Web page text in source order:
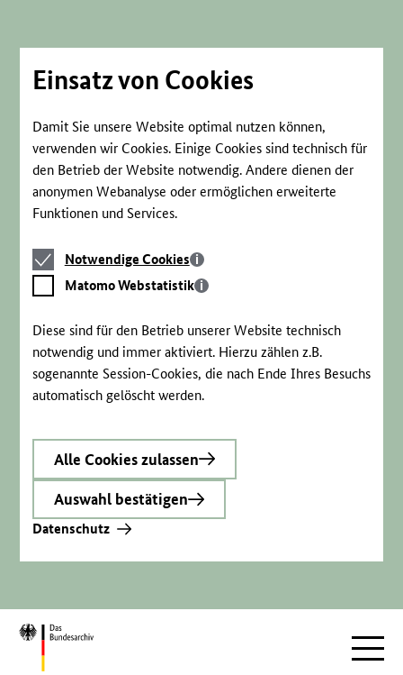
Einsatz von Cookies
Damit Sie unsere Website optimal nutzen können,
verwenden wir Cookies. Einige Cookies sind technisch für
den Betrieb der Website notwendig. Andere dienen der
anonymen Webanalyse oder ermöglichen erweiterte
Funktionen und Services.
Notwendige
Cookies
Notwendige Cookies
Matomo
Webstatistik
Matomo Webstatistik
Diese sind für den Betrieb unserer Website technisch
notwendig und immer aktiviert. Hierzu zählen z.B.
sogenannte Session-Cookies, die nach Ende Ihres Besuchs
automatisch gelöscht werden.
Alle Cookies zulassen
Auswahl bestätigen
Datenschutz
Zur